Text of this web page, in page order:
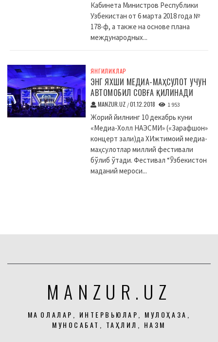
Кабинета Министров Республики
Узбекистан от 6 марта 2018 года №
178-ф, а также на основе плана
международных...
ЯНГИЛИКЛАР
ЭНГ ЯХШИ МЕДИА-МАҲСУЛОТ УЧУН
АВТОМОБИЛ СОВҒА ҚИЛИНАДИ
MANZUR.UZ /01.12.2018 1 953
Жорий йилнинг 10 декабрь куни
«Медиа-Холл НАЭСМИ» («Зарафшон»
концерт зали)да XИжтимоий медиа-
маҳсулотлар миллий фестивали
бўлиб ўтади. Фестивал “Ўзбекистон
маданий мероси...
MANZUR.UZ
МАҚОЛАЛАР, ИНТЕРВЬЮЛАР, МУЛОҲАЗА,
МУНОСАБАТ, ТАҲЛИЛ, НАЗМ